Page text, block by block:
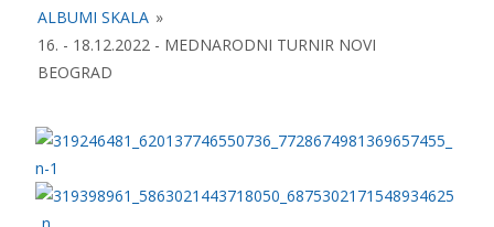
ALBUMI SKALA »
16. - 18.12.2022 - MEDNARODNI TURNIR NOVI
BEOGRAD